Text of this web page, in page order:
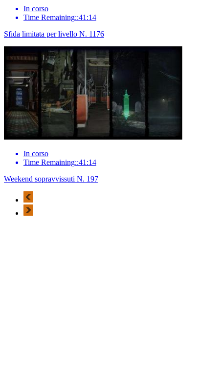
In corso
Time Remaining::41:14
Sfida limitata per livello N. 1176
In corso
Time Remaining::41:14
Weekend sopravvissuti N. 197